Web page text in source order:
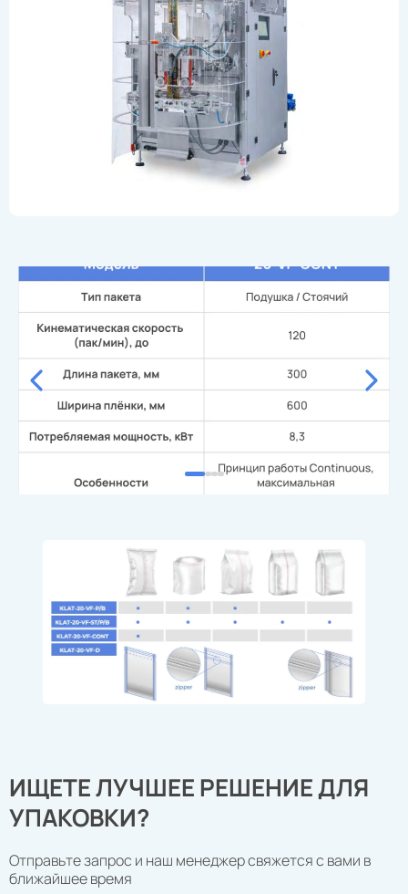
ИЩЕТЕ ЛУЧШЕЕ РЕШЕНИЕ ДЛЯ
УПАКОВКИ?
Отправьте запрос и наш менеджер свяжется с вами в
ближайшее время